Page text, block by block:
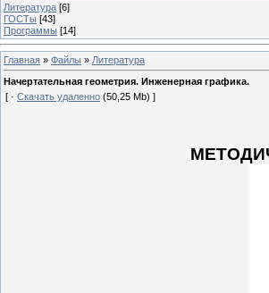
Литература [6]
ГОСТы [43]
Программы [14]
Главная » Файлы » Литература
Начертательная геометрия. Инженерная графика.
[ · Скачать удаленно (50,25 Mb) ]